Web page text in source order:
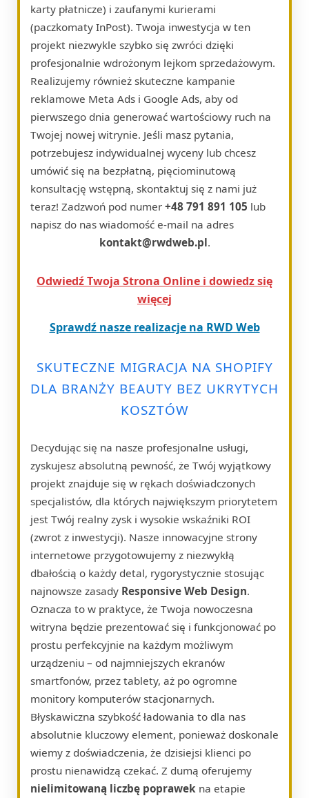
karty płatnicze) i zaufanymi kurierami
(paczkomaty InPost). Twoja inwestycja w ten
projekt niezwykle szybko się zwróci dzięki
profesjonalnie wdrożonym lejkom sprzedażowym.
Realizujemy również skuteczne kampanie
reklamowe Meta Ads i Google Ads, aby od
pierwszego dnia generować wartościowy ruch na
Twojej nowej witrynie. Jeśli masz pytania,
potrzebujesz indywidualnej wyceny lub chcesz
umówić się na bezpłatną, pięciominutową
konsultację wstępną, skontaktuj się z nami już
teraz! Zadzwoń pod numer +48 791 891 105 lub
napisz do nas wiadomość e-mail na adres
kontakt@rwdweb.pl.
Odwiedź Twoja Strona Online i dowiedz się
więcej
Sprawdź nasze realizacje na RWD Web
SKUTECZNE MIGRACJA NA SHOPIFY
DLA BRANŻY BEAUTY BEZ UKRYTYCH
KOSZTÓW
Decydując się na nasze profesjonalne usługi,
zyskujesz absolutną pewność, że Twój wyjątkowy
projekt znajduje się w rękach doświadczonych
specjalistów, dla których największym priorytetem
jest Twój realny zysk i wysokie wskaźniki ROI
(zwrot z inwestycji). Nasze innowacyjne strony
internetowe przygotowujemy z niezwykłą
dbałością o każdy detal, rygorystycznie stosując
najnowsze zasady Responsive Web Design.
Oznacza to w praktyce, że Twoja nowoczesna
witryna będzie prezentować się i funkcjonować po
prostu perfekcyjnie na każdym możliwym
urządzeniu – od najmniejszych ekranów
smartfonów, przez tablety, aż po ogromne
monitory komputerów stacjonarnych.
Błyskawiczna szybkość ładowania to dla nas
absolutnie kluczowy element, ponieważ doskonale
wiemy z doświadczenia, że dzisiejsi klienci po
prostu nienawidzą czekać. Z dumą oferujemy
nielimitowaną liczbę poprawek na etapie